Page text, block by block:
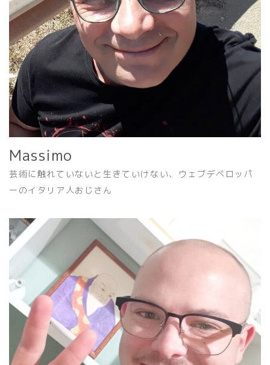
Massimo
芸術に触れていないと生きていけない、ウェブデベロッパ
ーのイタリア人おじさん